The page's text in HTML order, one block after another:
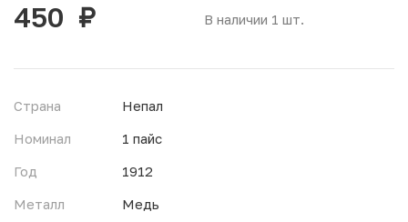
В наличии 1 шт.
450 руб.
Страна
Непал
Номинал
1 пайс
Год
1912
Металл
Медь